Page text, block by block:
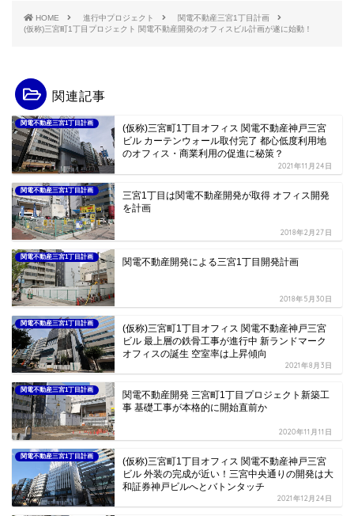
HOME 進行中プロジェクト
関電不動産三宮1丁目計画
(仮称)三宮町1丁目プロジェクト 関電不動産開発のオフィスビル計画が遂に始動！
関連記事
関電不動産三宮1丁目計画
(仮称)三宮町1丁目オフィス 関電不動産神戸三宮
ビル カーテンウォール取付完了 都心低度利用地
のオフィス・商業利用の促進に秘策？
2021年11月24日
関電不動産三宮1丁目計画
三宮1丁目は関電不動産開発が取得 オフィス開発
を計画
2018年2月27日
関電不動産三宮1丁目計画 関電不動産開発による三宮1丁目開発計画
2018年5月30日
関電不動産三宮1丁目計画
(仮称)三宮町1丁目オフィス 関電不動産神戸三宮
ビル 最上層の鉄骨工事が進行中 新ランドマーク
オフィスの誕生 空室率は上昇傾向
2021年8月3日
関電不動産三宮1丁目計画
関電不動産開発 三宮町1丁目プロジェクト新築工
事 基礎工事が本格的に開始直前か
2020年11月11日
関電不動産三宮1丁目計画
(仮称)三宮町1丁目オフィス 関電不動産神戸三宮
ビル 外装の完成が近い！三宮中央通りの開発は大
和証券神戸ビルへとバトンタッチ
2021年12月24日